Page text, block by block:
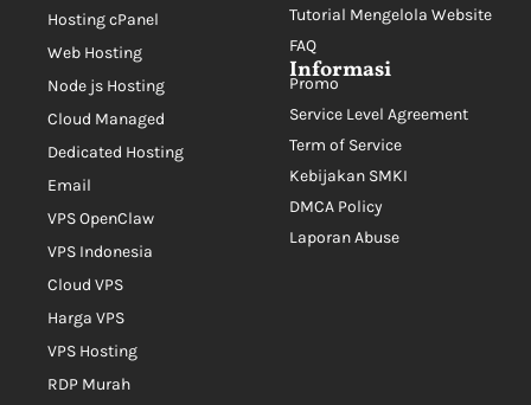
Hosting cPanel
Web Hosting
Node js Hosting
Cloud Managed
Dedicated Hosting
Email
VPS OpenClaw
VPS Indonesia
Cloud VPS
Harga VPS
VPS Hosting
RDP Murah
Tutorial Mengelola Website
FAQ
Informasi
Promo
Service Level Agreement
Term of Service
Kebijakan SMKI
DMCA Policy
Laporan Abuse